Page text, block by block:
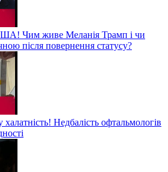
Чим живе Меланія Трамп і чи
після повернення статусу?
халатність! Недбалість офтальмологів